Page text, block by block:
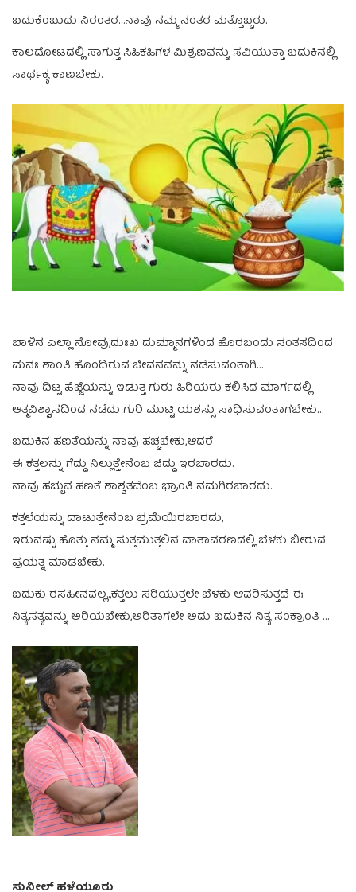
ಬದುಕೆಂಬುದು ನಿರಂತರ…ನಾವು ನಮ್ಮ ನಂತರ ಮತ್ತೊಬ್ಬರು.
ಕಾಲದೋಟದಲ್ಲಿ ಸಾಗುತ್ತ ಸಿಹಿಕಹಿಗಳ ಮಿಶ್ರಣವನ್ನು ಸವಿಯುತ್ತಾ ಬದುಕಿನಲ್ಲಿ
ಸಾರ್ಥಕ್ಯ ಕಾಣಬೇಕು.
ಬಾಳಿನ ಎಲ್ಲಾ ನೋವು,ದುಃಖ ದುಮ್ಮಾನಗಳಿಂದ ಹೊರಬಂದು ಸಂತಸದಿಂದ
ಮನಃ ಶಾಂತಿ ಹೊಂದಿರುವ ಜೀವನವನ್ನು ನಡೆಸುವಂತಾಗಿ…
ನಾವು ದಿಟ್ಟ ಹೆಜ್ಜೆಯನ್ನು ಇಡುತ್ತ ಗುರು ಹಿರಿಯರು ಕಲಿಸಿದ ಮಾರ್ಗದಲ್ಲಿ
ಆತ್ಮವಿಶ್ವಾಸದಿಂದ ನಡೆದು ಗುರಿ ಮುಟ್ಟಿ ಯಶಸ್ಸು ಸಾಧಿಸುವಂತಾಗಬೇಕು…
ಬದುಕಿನ ಹಣತೆಯನ್ನು ನಾವು ಹಚ್ಚಬೇಕು,ಆದರೆ
ಈ ಕತ್ತಲನ್ನು ಗೆದ್ದು ನಿಲ್ಲುತ್ತೇನೆಂಬ ಜಿದ್ದು ಇರಬಾರದು.
ನಾವು ಹಚ್ಚುವ ಹಣತೆ ಶಾಶ್ವತವೆಂಬ ಭ್ರಾಂತಿ ನಮಗಿರಬಾರದು.
ಕತ್ತಲೆಯನ್ನು ದಾಟುತ್ತೇನೆಂಬ ಭ್ರಮೆಯಿರಬಾರದು,
ಇರುವಷ್ಟು ಹೊತ್ತು ನಮ್ಮ ಸುತ್ತಮುತ್ತಲಿನ ವಾತಾವರಣದಲ್ಲಿ ಬೆಳಕು ಬೀರುವ
ಪ್ರಯತ್ನ ಮಾಡಬೇಕು.
ಬದುಕು ರಸಹೀನವಲ್ಲ..,ಕತ್ತಲು ಸರಿಯುತ್ತಲೇ ಬೆಳಕು ಆವರಿಸುತ್ತದೆ ಈ
ನಿತ್ಯಸತ್ಯವನ್ನು ಅರಿಯಬೇಕು,ಅರಿತಾಗಲೇ ಅದು ಬದುಕಿನ ನಿತ್ಯ ಸಂಕ್ರಾಂತಿ …